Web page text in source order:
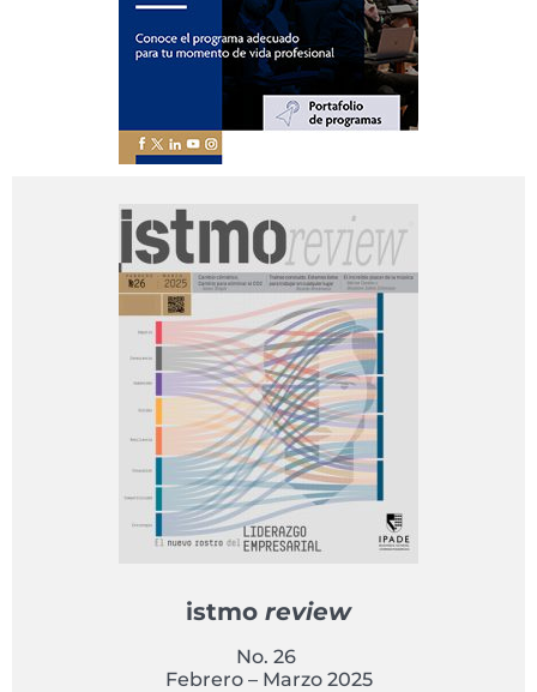
istmo review
No. 26
Febrero – Marzo 2025